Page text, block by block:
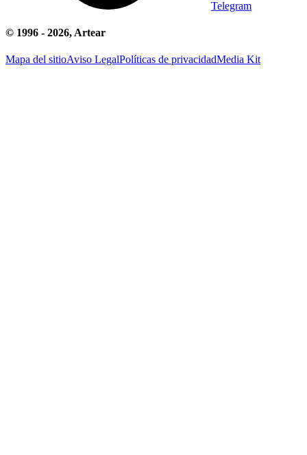
Telegram
© 1996 - 2026, Artear
Mapa del sitioAviso LegalPolíticas de privacidadMedia Kit